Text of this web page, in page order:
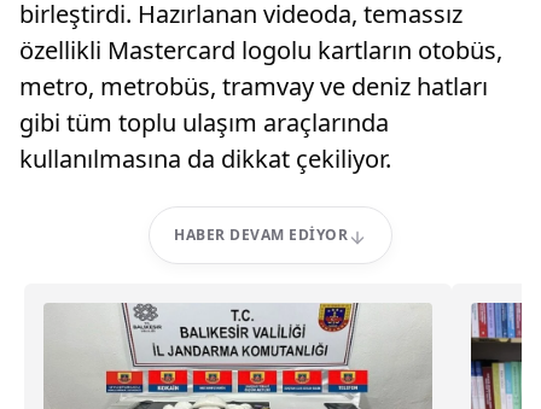
birleştirdi. Hazırlanan videoda, temassız
özellikli Mastercard logolu kartların otobüs,
metro, metrobüs, tramvay ve deniz hatları
gibi tüm toplu ulaşım araçlarında
kullanılmasına da dikkat çekiliyor.
HABER DEVAM EDIYOR